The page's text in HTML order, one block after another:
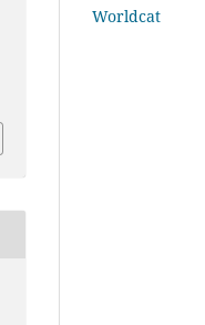
Worldcat